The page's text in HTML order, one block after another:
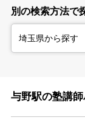
別の検索方法で
埼玉県から探す
与野駅の塾講